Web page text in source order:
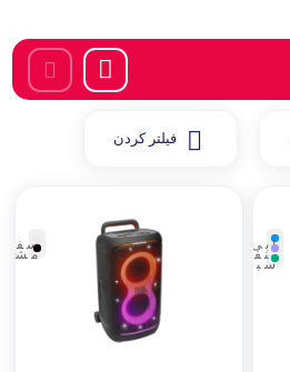
فیلتر کردن
آبی
بنفش
سبز